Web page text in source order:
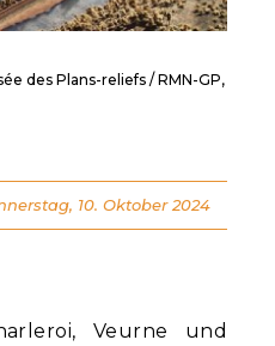
Veurne und
des Plans-reliefs / RMN-GP,
10. Oktober 2024